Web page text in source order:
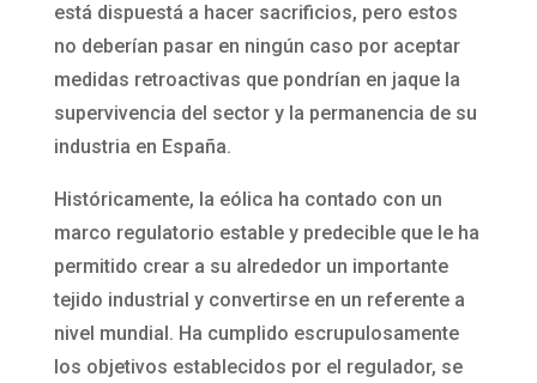
está dispuestá a hacer sacrificios, pero estos
no deberían pasar en ningún caso por aceptar
medidas retroactivas que pondrían en jaque la
supervivencia del sector y la permanencia de su
industria en España.
Históricamente, la eólica ha contado con un
marco regulatorio estable y predecible que le ha
permitido crear a su alrededor un importante
tejido industrial y convertirse en un referente a
nivel mundial. Ha cumplido escrupulosamente
los objetivos establecidos por el regulador, se